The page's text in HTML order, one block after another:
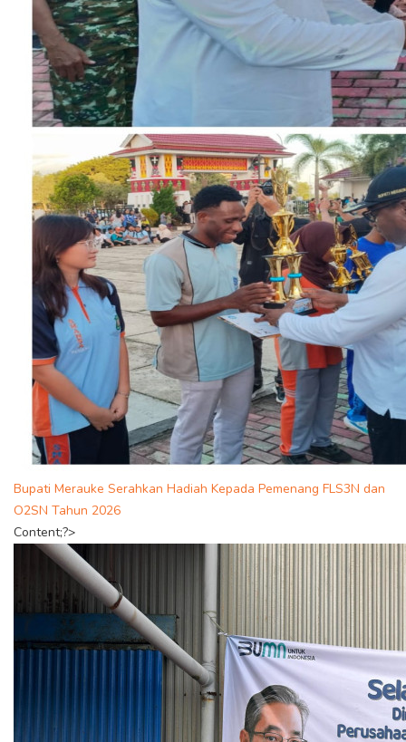
Bupati Merauke Serahkan Hadiah Kepada Pemenang FLS3N dan
O2SN Tahun 2026
Content;?>